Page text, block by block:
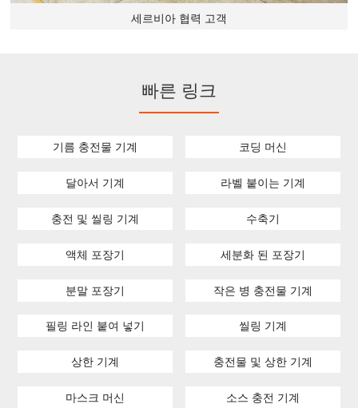
세르비아 협력 고객
빠른 링크
기름 충전물 기계 코딩 머신
달아서 기계 라벨 붙이는 기계
충전 및 씰링 기계 수축기
액체 포장기 세분화 된 포장기
분말 포장기 작은 병 충전물 기계
필링 라인 붙여 넣기 씰링 기계
상한 기계 충전물 및 상한 기계
마스크 머신 소스 충전 기계